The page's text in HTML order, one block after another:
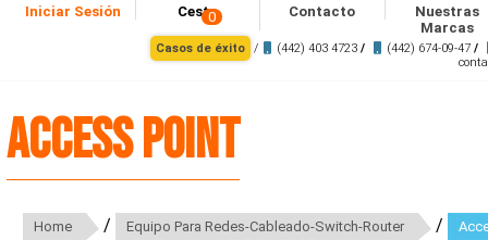
Iniciar Sesión Cesta
0 Contacto
Nuestras
Marcas
Casos de éxito / (442) 403 4723/ (442) 674-09-47/
Access Point
Home / Equipo Para Redes-Cableado-Switch-Router /